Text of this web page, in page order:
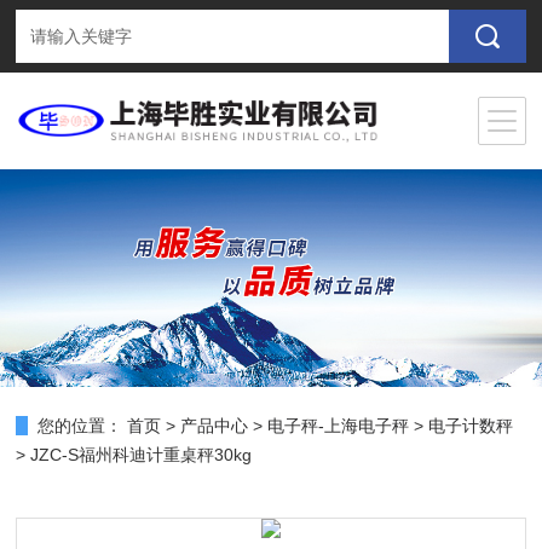
您的位置： 首页 > 产品中心 > 电子秤-上海电子秤 > 电子计数秤
> JZC-S福州科迪计重桌秤30kg